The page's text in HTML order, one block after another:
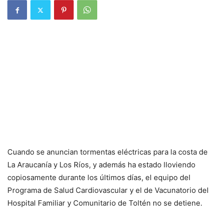
Cuando se anuncian tormentas eléctricas para la costa de
La Araucanía y Los Ríos, y además ha estado lloviendo
copiosamente durante los últimos días, el equipo del
Programa de Salud Cardiovascular y el de Vacunatorio del
Hospital Familiar y Comunitario de Toltén no se detiene.